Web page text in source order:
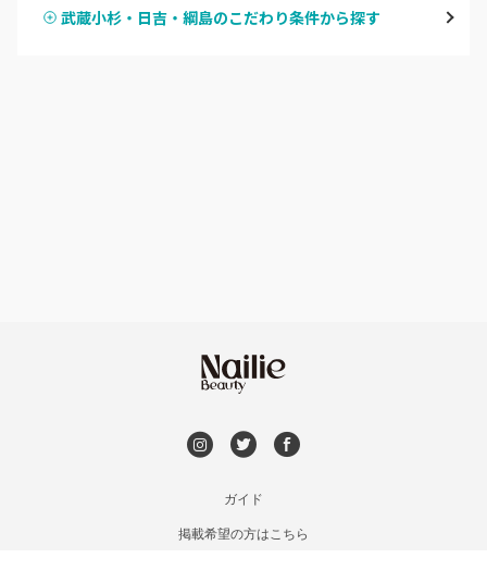
桜木町・みなとみらい・関内
ハンドスカルプ
武蔵小杉・日吉・綱島のこだわり条件から探す
ガイド
掲載希望の方はこちら